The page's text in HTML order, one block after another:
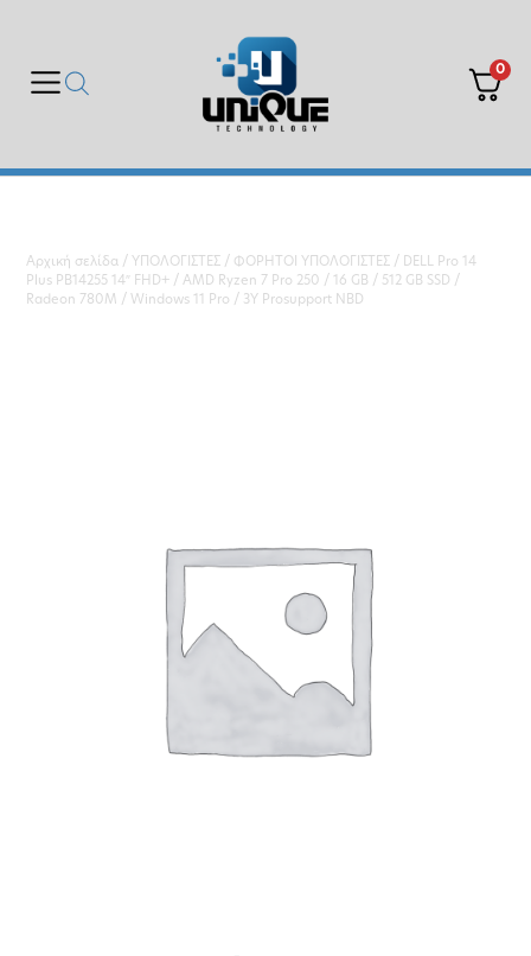
0
Αρχική σελίδα / ΥΠΟΛΟΓΙΣΤΕΣ / ΦΟΡΗΤΟΙ ΥΠΟΛΟΓΙΣΤΕΣ / DELL Pro 14
Plus PB14255 14″ FHD+ / AMD Ryzen 7 Pro 250 / 16 GB / 512 GB SSD /
Radeon 780M / Windows 11 Pro / 3Y Prosupport NBD